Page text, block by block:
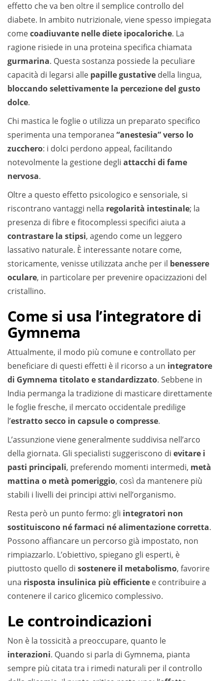
effetto che va ben oltre il semplice controllo del
diabete. In ambito nutrizionale, viene spesso impiegata
comecoadiuvante nelle diete ipocaloriche. La
ragione risiede in una proteina specifica chiamata
gurmarina. Questa sostanza possiede la peculiare
capacità di legarsi alle papille gustative della lingua,
bloccando selettivamente la percezione del gusto
dolce.
Chi mastica le foglie o utilizza un preparato specifico
sperimenta una temporanea “anestesia” verso lo
zucchero: i dolci perdono appeal, facilitando
notevolmente la gestione degli attacchi di fame
nervosa.
Oltre a questo effetto psicologico e sensoriale, si
riscontrano vantaggi nella regolarità intestinale; la
presenza di fibre e fitocomplessi specifici aiuta a
contrastare la stipsi, agendo come un leggero
lassativo naturale. È interessante notare come,
storicamente, venisse utilizzata anche per il benessere
oculare, in particolare per prevenire opacizzazioni del
cristallino.
Come si usa l’integratore di
Gymnema
Attualmente, il modo più comune e controllato per
beneficiare di questi effetti è il ricorso a un integratore
di Gymnema titolato e standardizzato. Sebbene in
India permanga la tradizione di masticare direttamente
le foglie fresche, il mercato occidentale predilige
l’estratto secco in capsule o compresse.
L’assunzione viene generalmente suddivisa nell’arco
della giornata. Gli specialisti suggeriscono di evitare i
pasti principali, preferendo momenti intermedi, metà
mattina o metà pomeriggio, così da mantenere più
stabili i livelli dei principi attivi nell’organismo.
Resta però un punto fermo: gli integratori non
sostituiscono né farmaci né alimentazione corretta.
Possono affiancare un percorso già impostato, non
rimpiazzarlo. L’obiettivo, spiegano gli esperti, è
piuttosto quello di sostenere il metabolismo, favorire
una risposta insulinica più efficiente e contribuire a
contenere il carico glicemico complessivo.
Le controindicazioni
Non è la tossicità a preoccupare, quanto le
interazioni. Quando si parla di Gymnema, pianta
sempre più citata tra i rimedi naturali per il controllo